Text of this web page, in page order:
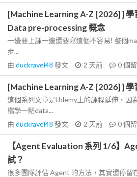
[Machine Learning A-Z [2026] ] 學
Data pre-processing 概念
一邊要上課一邊還要寫這個不容易! 整個
步...
由 duckravel48 發文 2 天前 0個
[Machine Learning A-Z [2026] ] 學
這個系列文章是Udemy上的課程延伸，因
檔學一點data...
由 duckravel48 發文 2 天前 0個
【Agent Evaluation 系列 1/6】
試？
很多團隊評估 Agent 的方法，其實還停留